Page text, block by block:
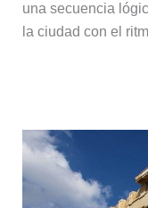
una secuencia
la ciudad con el